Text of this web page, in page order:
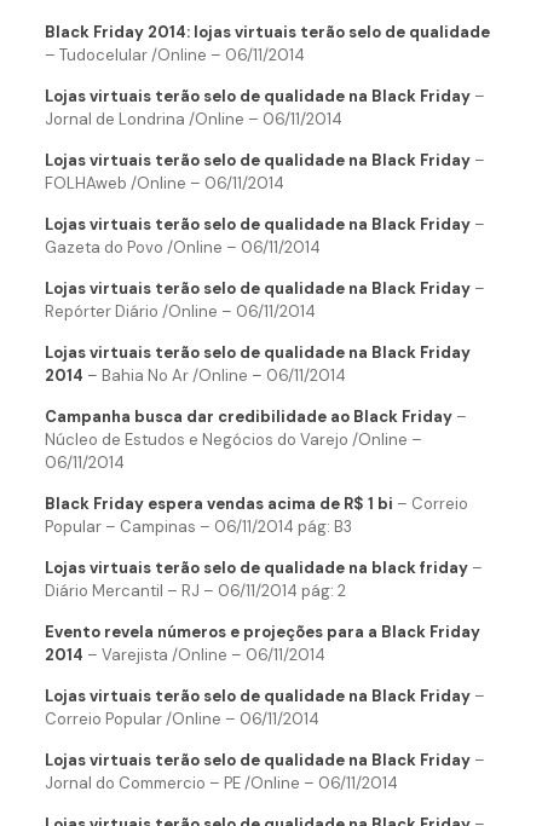
Black Friday 2014: lojas virtuais terão selo de qualidade
– Tudocelular /Online – 06/11/2014
Lojas virtuais terão selo de qualidade na Black Friday–
Jornal de Londrina /Online – 06/11/2014
Lojas virtuais terão selo de qualidade na Black Friday–
FOLHAweb /Online – 06/11/2014
Lojas virtuais terão selo de qualidade na Black Friday–
Gazeta do Povo /Online – 06/11/2014
Lojas virtuais terão selo de qualidade na Black Friday–
Repórter Diário /Online – 06/11/2014
Lojas virtuais terão selo de qualidade na Black Friday
2014 – Bahia No Ar /Online – 06/11/2014
Campanha busca dar credibilidade ao Black Friday–
Núcleo de Estudos e Negócios do Varejo /Online –
06/11/2014
Black Friday espera vendas acima de R$ 1 bi – Correio
Popular – Campinas – 06/11/2014 pág: B3
Lojas virtuais terão selo de qualidade na black friday–
Diário Mercantil – RJ – 06/11/2014 pág: 2
Evento revela números e projeções para a Black Friday
2014 – Varejista /Online – 06/11/2014
Lojas virtuais terão selo de qualidade na Black Friday–
Correio Popular /Online – 06/11/2014
Lojas virtuais terão selo de qualidade na Black Friday–
Jornal do Commercio – PE /Online – 06/11/2014